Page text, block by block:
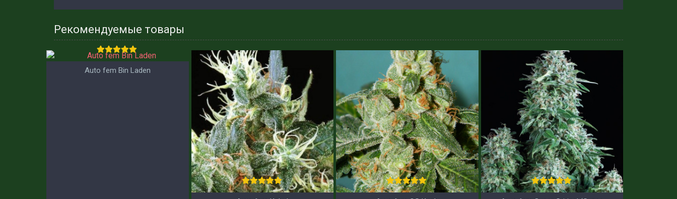
Рекомендуемые товары
Auto fem Bin Laden